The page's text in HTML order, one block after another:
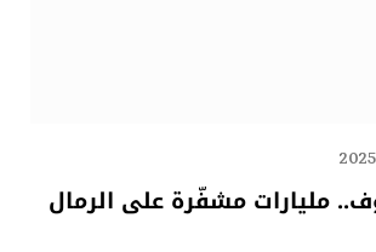
مليارات مشفّرة على الرمال